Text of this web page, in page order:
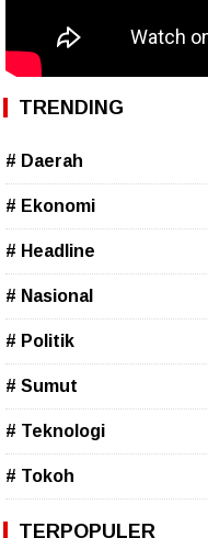
TRENDING
# Daerah
# Ekonomi
# Headline
# Nasional
# Politik
# Sumut
# Teknologi
# Tokoh
TERPOPULER